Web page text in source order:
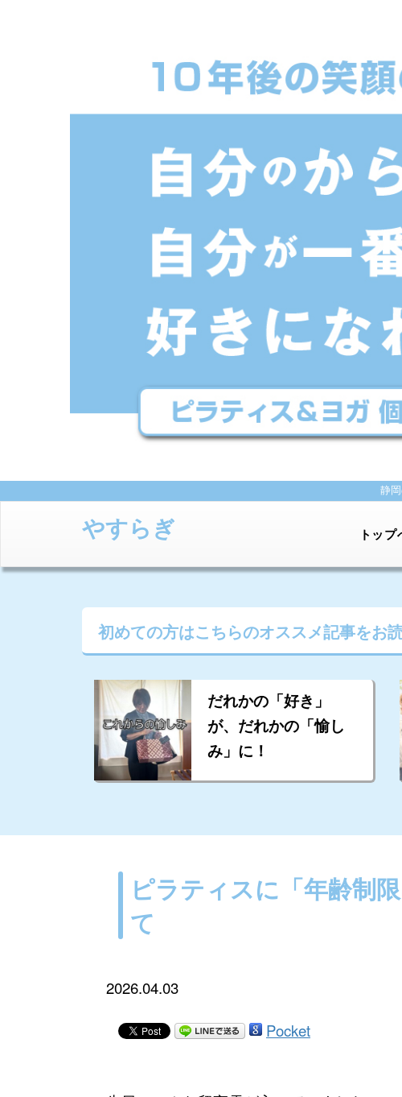
静
やすらぎ トップ
初めての方はこちらのオススメ記事をお
だれかの「好き」
が、だれかの「愉し
み」に！
ピラティスに「年齢制
て
2026.04.03
Pocket